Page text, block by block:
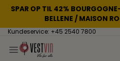
SPAR OP TIL 42%
BELLENE / MAISON
Kundeservice: +45 2540 7800